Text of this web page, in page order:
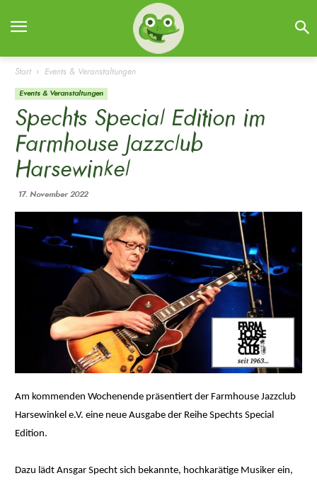
Start Events & Veranstaltungen
Events & Veranstaltungen
Spechts Special Edition im
Farmhouse Jazzclub
Harsewinkel
17. November 2022
Am kommenden Wochenende präsentiert der Farmhouse Jazzclub
Harsewinkel e.V. eine neue Ausgabe der Reihe Spechts Special
Edition.
Dazu lädt Ansgar Specht sich bekannte, hochkarätige Musiker ein,